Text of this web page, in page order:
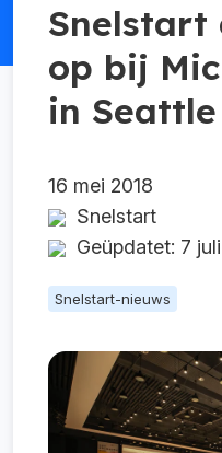
Snelstart
op bij
in Seattle
16 mei 2018
Snelstart
Geüpdatet: 7
Snelstart-nieuws